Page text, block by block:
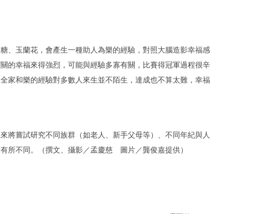
、玉蘭花，會產生一種助人為樂的經驗，對照大腦造影幸福感
的幸福來得強烈，可能與經驗多寡有關，比賽得冠軍過程很辛
家和樂的經驗對多數人來生並不陌生，達成也不算太難，幸福
將嘗試研究不同族群（如老人、新手父母等）、不同年紀與人
有所不同。（撰文、攝影／孟慶慈 圖片／龔俊嘉提供）